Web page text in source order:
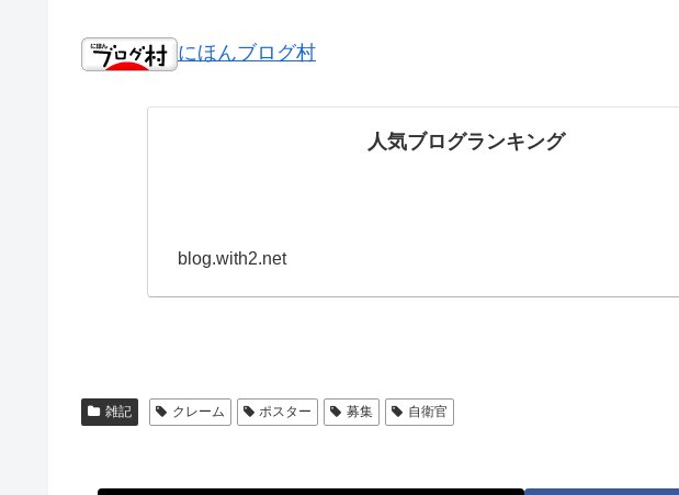
にほんブログ村
人気ブログランキング
blog.with2.net
雑記 クレーム ポスター 募集 自衛官